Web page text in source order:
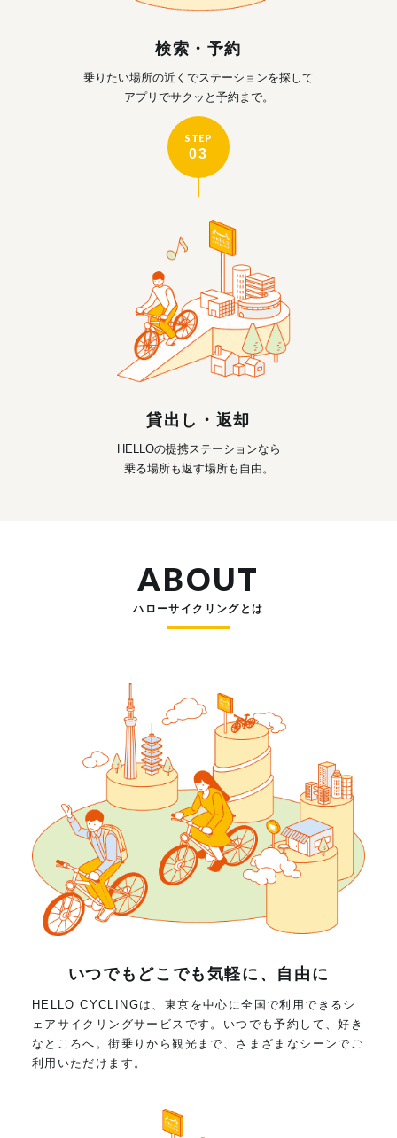
検索・予約
乗りたい場所の近くでステーションを探して
アプリでサクッと予約まで。
STEP
03
貸出し・返却
HELLOの提携ステーションなら
乗る場所も返す場所も自由。
ABOUT
ハローサイクリングとは
いつでもどこでも気軽に、自由に
HELLO CYCLINGは、東京を中心に全国で利用できるシ
ェアサイクリングサービスです。いつでも予約して、好き
なところへ。街乗りから観光まで、さまざまなシーンでご
利用いただけます。